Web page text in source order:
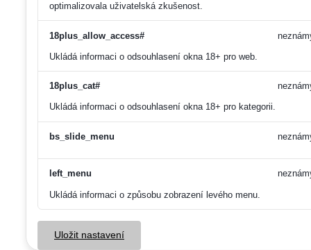
optimalizovala uživatelská zkušenost.
18plus_allow_access#
Ukládá informaci o odsouhlasení okna 18+ pro web.
18plus_cat#
Ukládá informaci o odsouhlasení okna 18+ pro kategorii.
bs_slide_menu
left_menu
Ukládá informaci o způsobu zobrazení levého menu.
Uložit nastavení